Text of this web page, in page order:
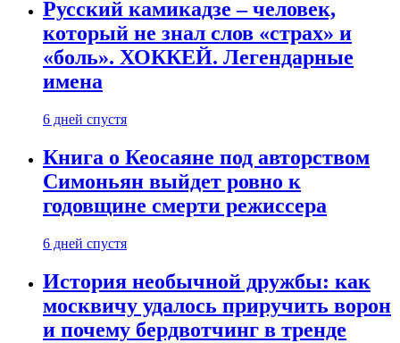
Русский камикадзе – человек,
который не знал слов «страх» и
«боль». ХОККЕЙ. Легендарные
имена
6 дней спустя
Книга о Кеосаяне под авторством
Симоньян выйдет ровно к
годовщине смерти режиссера
6 дней спустя
История необычной дружбы: как
москвичу удалось приручить ворон
и почему бердвотчинг в тренде